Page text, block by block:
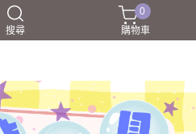
搜尋
戰鬥陀螺BEYBLADEX
0
購物車